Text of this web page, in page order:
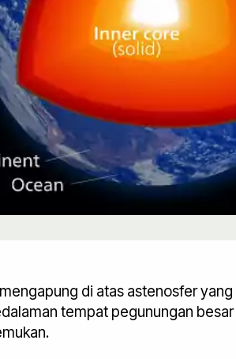
di atas astenosfer
tempat pegunungan